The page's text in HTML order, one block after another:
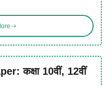
कक्षा 10वीं, 12वीं